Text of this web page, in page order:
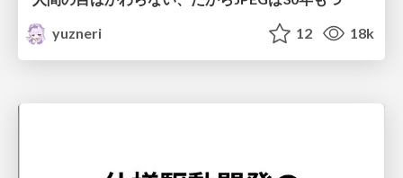
yuzneri
12 18k